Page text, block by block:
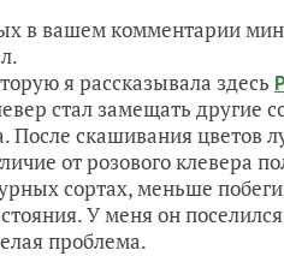
в вашем комментарии
я рассказывала здесь
стал замещать другие
После скашивания цветов
от розового клевера
сортах, меньше
У меня он
проблема.